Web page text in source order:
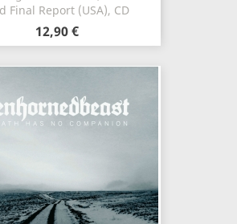
Final Report (USA), CD
12,90 €